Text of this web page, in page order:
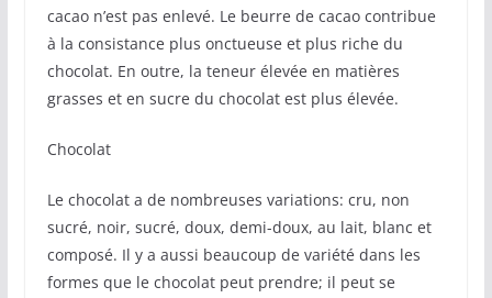
cacao n’est pas enlevé. Le beurre de cacao contribue
à la consistance plus onctueuse et plus riche du
chocolat. En outre, la teneur élevée en matières
grasses et en sucre du chocolat est plus élevée.
Chocolat
Le chocolat a de nombreuses variations: cru, non
sucré, noir, sucré, doux, demi-doux, au lait, blanc et
composé. Il y a aussi beaucoup de variété dans les
formes que le chocolat peut prendre; il peut se